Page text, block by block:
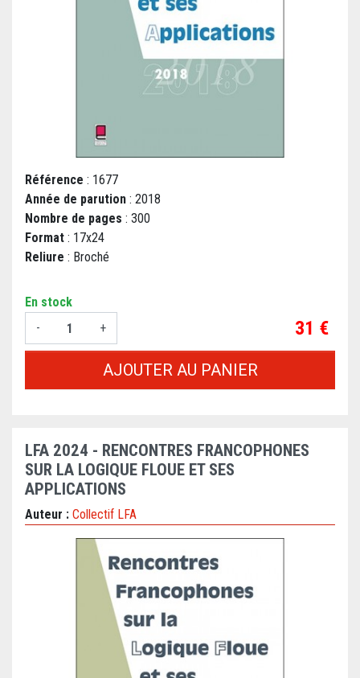
Référence : 1677
Année de parution : 2018
Nombre de pages : 300
Format : 17x24
Reliure : Broché
En stock
-
+ Prix
31 €
AJOUTER AU PANIER
LFA 2024 - RENCONTRES FRANCOPHONES
SUR LA LOGIQUE FLOUE ET SES
APPLICATIONS
Auteur : Collectif LFA